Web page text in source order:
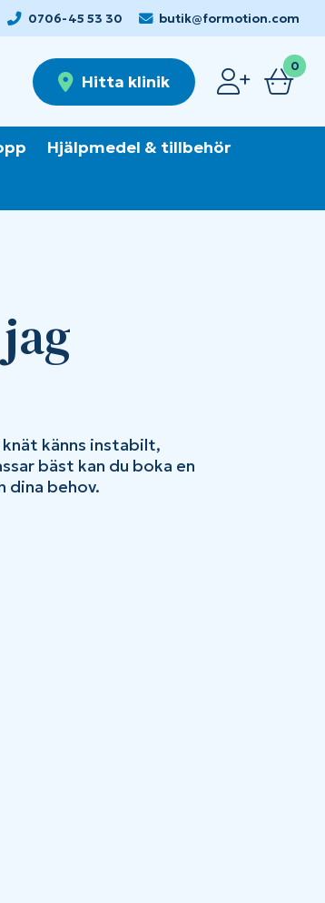
0706-45 53 30 butik@formotion.com
Hitta klinik
0
Hjälpmedel & tillbehör
känns instabilt,
bäst kan du boka en
dina behov.